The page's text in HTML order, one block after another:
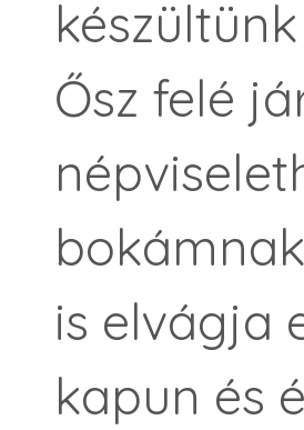
Ősz felé
is elvágja
kapun és